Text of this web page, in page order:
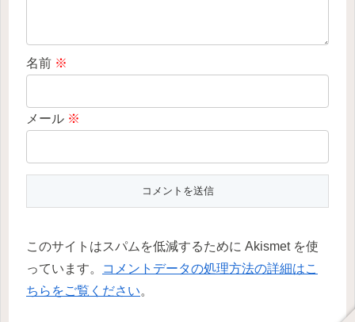
名前 ※
メール ※
このサイトはスパムを低減するために Akismet を使
っています。
コメントデータの処理方法の詳細はこ
ちらをご覧ください。